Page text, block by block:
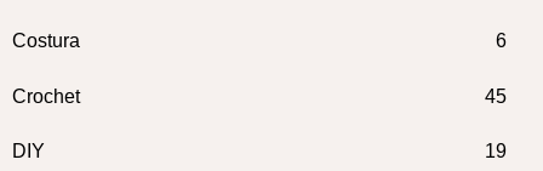
Costura 6
Crochet 45
DIY 19